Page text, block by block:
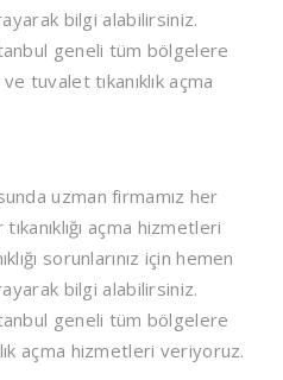
bilgi alabilirsiniz.
geneli tüm bölgelere
tuvalet tıkanıklık açma
uzman firmamız her
açma hizmetleri
sorunlarınız için hemen
bilgi alabilirsiniz.
geneli tüm bölgelere
açma hizmetleri veriyoruz.